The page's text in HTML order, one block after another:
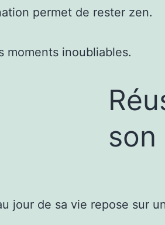
permet de rester zen.
moments inoubliables.
son
jour de sa vie repose sur